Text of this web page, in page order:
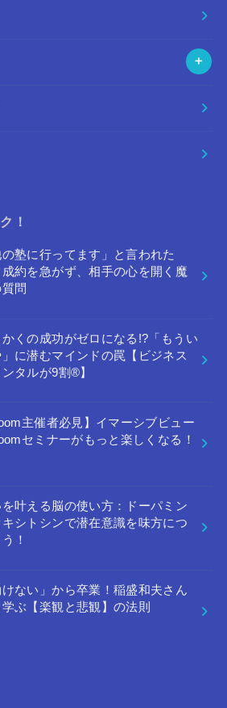
！
の塾に行ってます」と言われた
成約を急がず、相手の心を開く魔
問
くの成功がゼロになる!?「もうい
」に潜むマインドの罠【ビジネス
タルが9割®︎】
主催者必見】イマーシブビュー
セミナーがもっと楽しくなる！
叶える脳の使い方：ドーパミン
キシトシンで潜在意識を味方につ
！
けない」から卒業！稲盛和夫さん
ぶ【楽観と悲観】の法則